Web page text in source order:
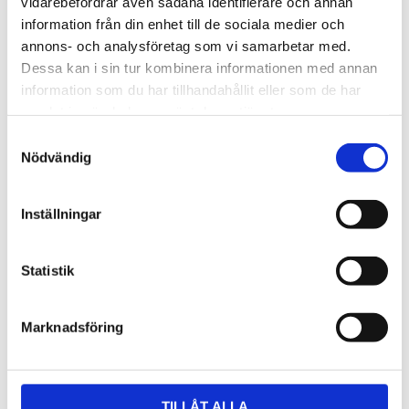
information från din enhet till de sociala medier och
annons- och analysföretag som vi samarbetar med.
Dessa kan i sin tur kombinera informationen med annan
information som du har tillhandahållit eller som de har
Nödvändig
Inställningar
Statistik
Marknadsföring